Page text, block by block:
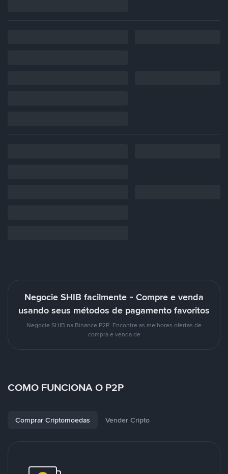
Negocie SHIB facilmente - Compre e venda
usando seus métodos de pagamento favoritos
Negocie SHIB na Binance P2P. Encontre as melhores ofertas de
compra e venda de
COMO FUNCIONA O P2P
Comprar Criptomoedas Vender Cripto